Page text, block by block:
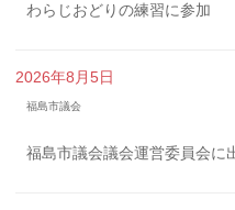
わらじおどりの練習に参加
2026年8月5日
福島市議会
福島市議会議会運営委員会に